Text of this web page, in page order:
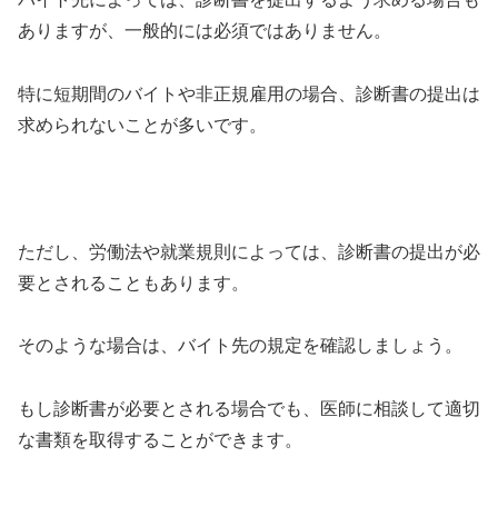
ありますが、一般的には必須ではありません。
特に短期間のバイトや非正規雇用の場合、診断書の提出は
求められないことが多いです。
ただし、労働法や就業規則によっては、診断書の提出が必
要とされることもあります。
そのような場合は、バイト先の規定を確認しましょう。
もし診断書が必要とされる場合でも、医師に相談して適切
な書類を取得することができます。